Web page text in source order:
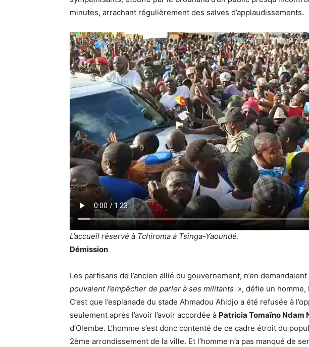
minutes, arrachant régulièrement des salves d’applaudissements.
L’accueil réservé à Tchiroma à Tsinga-Yaoundé.
Démission
Les partisans de l’ancien allié du gouvernement, n’en
pouvaient l’empêcher de parler à ses militants », défie un
C’est que l’esplanade du stade Ahmadou Ahidjo a été refusée à
seulement après l’avoir l’avoir accordée à Patricia Tomaïno Ndam
d’Olembe. L’homme s’est donc contenté de ce cadre étroit du
2ème arrondissement de la ville. Et l’homme n’a pas manqué de